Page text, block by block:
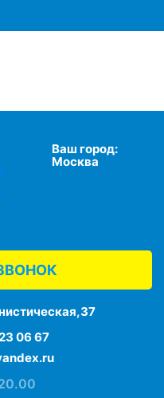
Ваш город:
Москва
06 67